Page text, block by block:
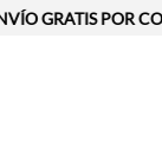
GRATIS POR